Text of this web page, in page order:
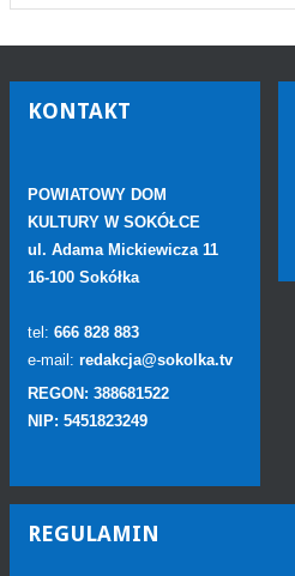
KONTAKT
POWIATOWY DOM
KULTURY W SOKÓŁCE
ul. Adama Mickiewicza 11
16-100 Sokółka
tel: 666 828 883
e-mail: redakcja@sokolka.tv
REGON: 388681522
NIP: 5451823249
REGULAMIN